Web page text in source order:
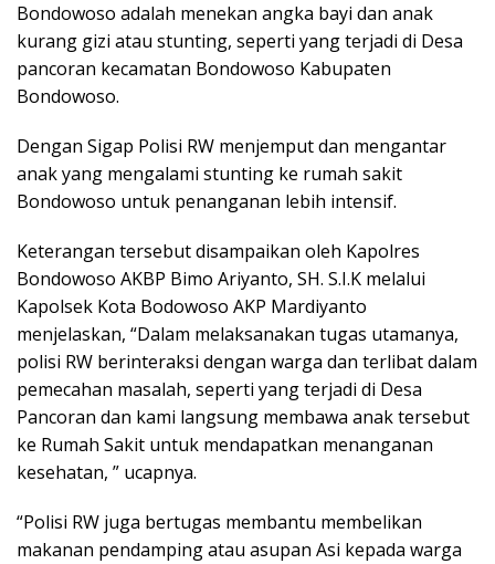
Bondowoso adalah menekan angka bayi dan anak
kurang gizi atau stunting, seperti yang terjadi di Desa
pancoran kecamatan Bondowoso Kabupaten
Bondowoso.
Dengan Sigap Polisi RW menjemput dan mengantar
anak yang mengalami stunting ke rumah sakit
Bondowoso untuk penanganan lebih intensif.
Keterangan tersebut disampaikan oleh Kapolres
Bondowoso AKBP Bimo Ariyanto, SH. S.I.K melalui
Kapolsek Kota Bodowoso AKP Mardiyanto
menjelaskan, “Dalam melaksanakan tugas utamanya,
polisi RW berinteraksi dengan warga dan terlibat dalam
pemecahan masalah, seperti yang terjadi di Desa
Pancoran dan kami langsung membawa anak tersebut
ke Rumah Sakit untuk mendapatkan menanganan
kesehatan, ” ucapnya.
“Polisi RW juga bertugas membantu membelikan
makanan pendamping atau asupan Asi kepada warga